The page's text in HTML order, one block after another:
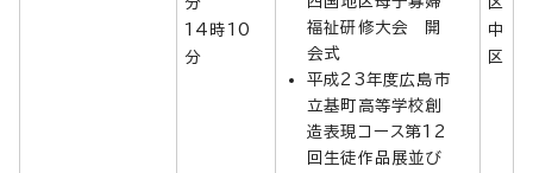
14時10
分
福祉研修大会 開
会式
平成23年度広島市
立基町高等学校創
造表現コース第12
回生徒作品展並び
中
区